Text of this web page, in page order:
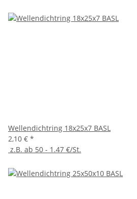
Wellendichtring 18x25x7 BASL
2,10 € *
z.B. ab 50 - 1.47 €/St.